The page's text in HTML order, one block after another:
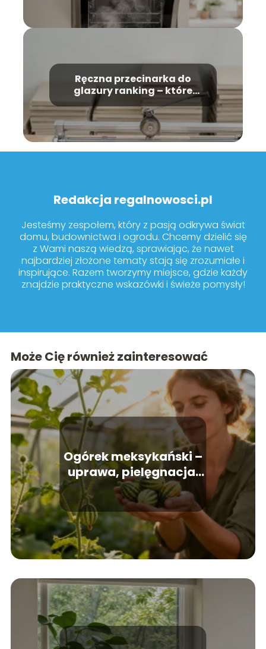
Ręczna przecinarka do
glazury ranking – które
modele warto kupić?
Redakcja regalnowosci.pl
Jesteśmy zespołem, który z pasją odkrywa świat
domu, budownictwa i ogrodu. Chcemy dzielić się
z Wami naszą wiedzą, sprawiając, że nawet
najbardziej złożone tematy stają się zrozumiałe i
inspirujące. Razem tworzymy miejsce, gdzie każdy
znajdzie praktyczne wskazówki i świeże pomysły!
Może Cię również zainteresować
Ogórek meksykański –
uprawa, pielęgnacja,
zastosowanie